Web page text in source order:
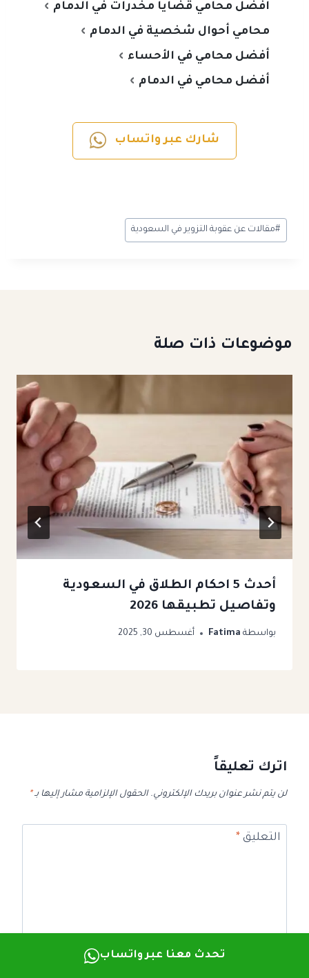
تحدث معنا عبر واتساب
افضل محامي قضايا مخدرات في الدمام
محامي أحوال شخصية في الدمام
أفضل محامي في الأحساء
أفضل محامي في الدمام
شارك عبر واتساب
#مقالات عن عقوبة التزوير في السعودية
موضوعات ذات صلة
أحدث 5 احكام الطلاق في السعودية
وتفاصيل تطبيقها 2026
بواسطة Fatima أغسطس 30, 2025
اترك تعليقاً
لن يتم نشر عنوان بريدك الإلكتروني. الحقول الإلزامية مشار إليها بـ*
التعليق *